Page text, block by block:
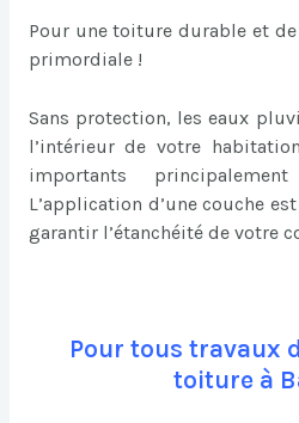
Pour une toiture durable et
primordiale !
Sans protection, les eaux
l’intérieur de votre
importants
L’application d’une couche
garantir l’étanchéité de votre
Pour tous travaux
toiture à